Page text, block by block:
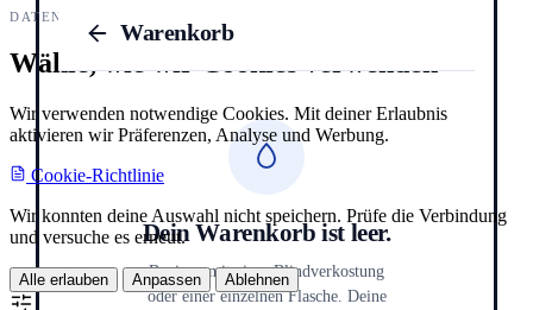
Warenkorb
Dein Warenkorb ist leer.
Beginne mit einer Blindverkostung
oder einer einzelnen Flasche. Deine
DATENSCHUTZ UND COOKIES
Wähle, wie wir Cookies verwenden
Wir verwenden notwendige Cookies. Mit deiner Erlaubnis
aktivieren wir Präferenzen, Analyse und Werbung.
Cookie-Richtlinie
Wir konnten deine Auswahl nicht speichern. Prüfe die Verbindung
und versuche es erneut.
Alle erlauben Anpassen Ablehnen